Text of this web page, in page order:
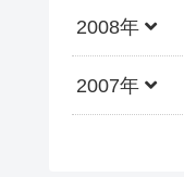
2008年
2007年